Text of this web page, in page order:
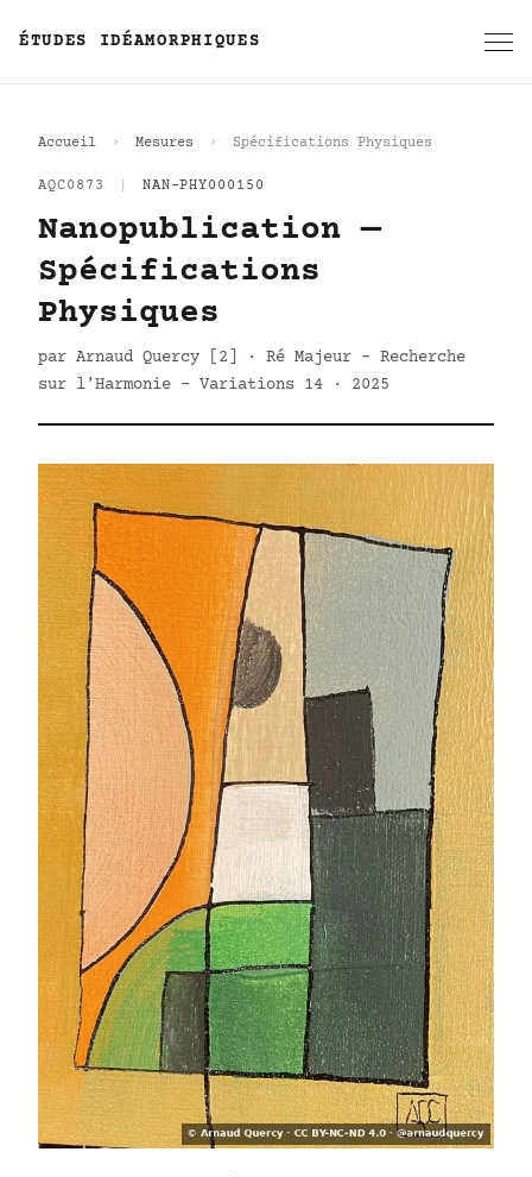
ÉTUDES IDÉAMORPHIQUES
Accueil Mesures Spécifications Physiques
AQC0873 NAN-PHY000150
Nanopublication —
Spécifications
Physiques
par Arnaud Quercy [2] · Ré Majeur - Recherche
sur l'Harmonie - Variations 14 · 2025